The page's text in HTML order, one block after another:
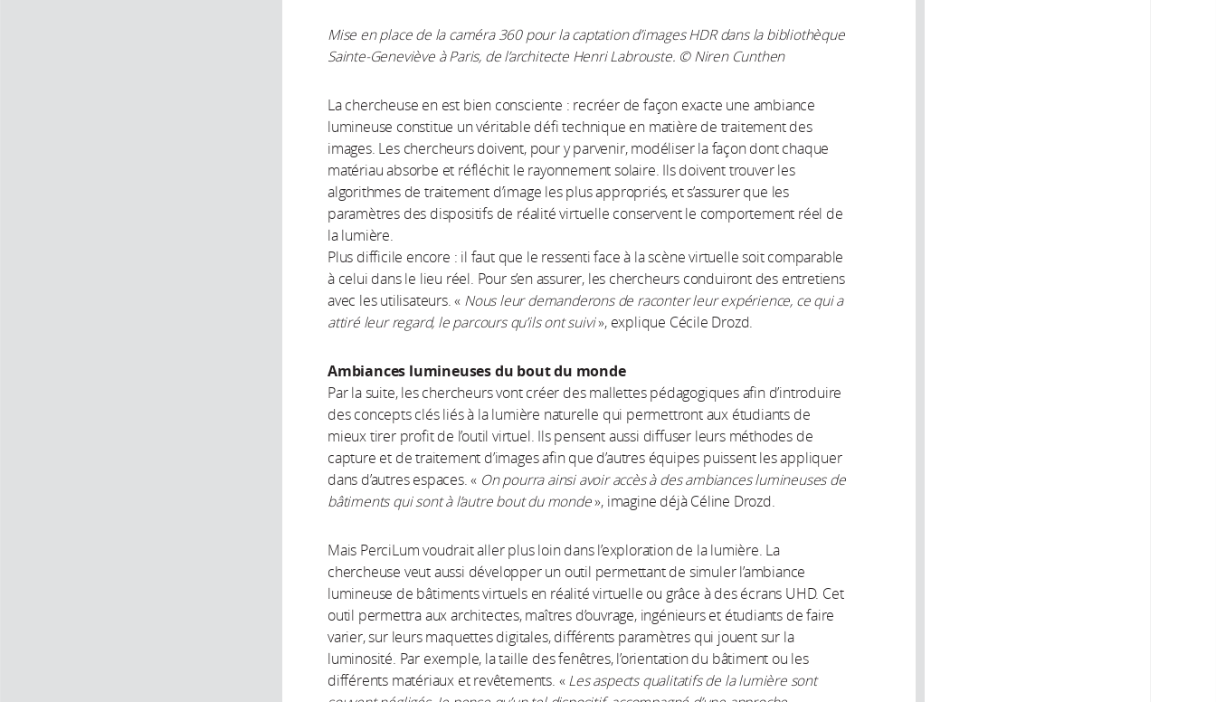
Mise en place de la caméra 360 pour la captation d’images HDR dans la bibliothèque
Sainte-Geneviève à Paris, de l’architecte Henri Labrouste. © Niren Cunthen
La chercheuse en est bien consciente : recréer de façon exacte une ambiance
lumineuse constitue un véritable défi technique en matière de traitement des
images. Les chercheurs doivent, pour y parvenir, modéliser la façon dont chaque
matériau absorbe et réfléchit le rayonnement solaire. Ils doivent trouver les
algorithmes de traitement d’image les plus appropriés, et s’assurer que les
paramètres des dispositifs de réalité virtuelle conservent le comportement réel de
la lumière.
Plus difficile encore : il faut que le ressenti face à la scène virtuelle soit comparable
à celui dans le lieu réel. Pour s’en assurer, les chercheurs conduiront des entretiens
avec les utilisateurs. « Nous leur demanderons de raconter leur expérience, ce qui a
attiré leur regard, le parcours qu’ils ont suivi», explique Cécile Drozd.
Ambiances lumineuses du bout du monde
Par la suite, les chercheurs vont créer des mallettes pédagogiques afin d’introduire
des concepts clés liés à la lumière naturelle qui permettront aux étudiants de
mieux tirer profit de l’outil virtuel. Ils pensent aussi diffuser leurs méthodes de
capture et de traitement d’images afin que d’autres équipes puissent les appliquer
dans d’autres espaces. « On pourra ainsi avoir accès à des ambiances lumineuses de
bâtiments qui sont à l’autre bout du monde», imagine déjà Céline Drozd.
Mais PerciLum voudrait aller plus loin dans l’exploration de la lumière. La
chercheuse veut aussi développer un outil permettant de simuler l’ambiance
lumineuse de bâtiments virtuels en réalité virtuelle ou grâce à des écrans UHD. Cet
outil permettra aux architectes, maîtres d’ouvrage, ingénieurs et étudiants de faire
varier, sur leurs maquettes digitales, différents paramètres qui jouent sur la
luminosité. Par exemple, la taille des fenêtres, l’orientation du bâtiment ou les
différents matériaux et revêtements. « Les aspects qualitatifs de la lumière sont